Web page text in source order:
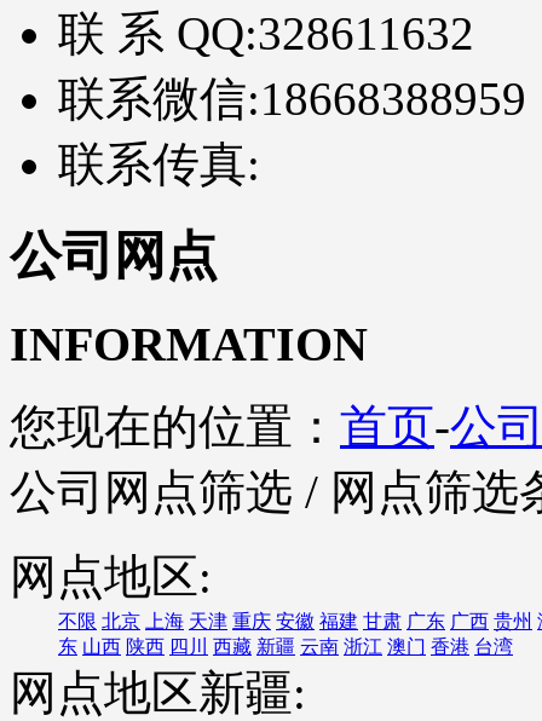
联 系 QQ:328611632
联系微信:18668388959
联系传真:
公司网点
INFORMATION
您现在的位置： 首页-公
公司网点筛选 / 网点筛选
网点地区:
不限 北京 上海 天津 重庆 安徽 福建 甘肃 广东 广西 贵州
东 山西 陕西 四川 西藏 新疆 云南 浙江 澳门 香港 台湾
网点地区新疆: